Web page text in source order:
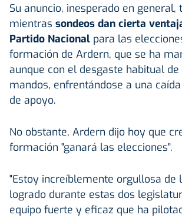
Su anuncio, inesperado en general,
mientras sondeos dan cierta
Partido Nacional para las
formación de Ardern, que se ha
aunque con el desgaste habitual
mandos, enfrentándose a una
de apoyo.
No obstante, Ardern dijo hoy que
formación "ganará las elecciones".
"Estoy increíblemente orgullosa de
logrado durante estas dos
equipo fuerte y eficaz que ha